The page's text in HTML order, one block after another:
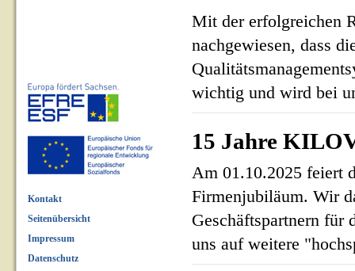
Mit der erfolgreichen
nachgewiesen, dass
wichtig und wird bei
15 Jahre
Am 01.10.2025 feiert
Firmenjubiläum. Wir
Geschäftspartnern für
uns auf weitere
Kontakt
Seitenübersicht
Impressum
Datenschutz